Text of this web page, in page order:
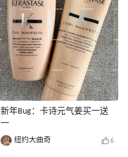
新年Bug：卡诗元气姜买一送
一
纽约大曲奇 6